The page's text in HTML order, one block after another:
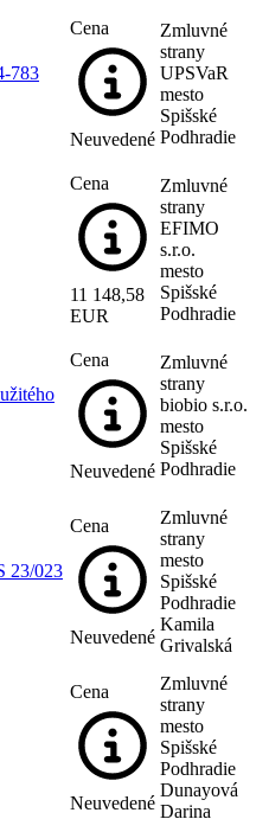
783
Cena
Neuvedené
Zmluvné
strany
UPSVaR
mesto
Spišské
Podhradie
Cena
11 148,58
EUR
Zmluvné
strany
EFIMO
s.r.o.
mesto
Spišské
Podhradie
Cena
Neuvedené
Zmluvné
strany
biobio s.r.o.
mesto
Spišské
Podhradie
23/023
Cena
Neuvedené
Zmluvné
strany
mesto
Spišské
Podhradie
Kamila
Grivalská
Cena
Neuvedené
Zmluvné
strany
mesto
Spišské
Podhradie
Dunayová
Darina